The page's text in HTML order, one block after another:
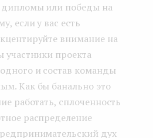
дипломы или победы на
если у вас есть
внимание на
участники проекта
и состав команды
Как бы банально это
работать, сплоченность
распределение
дух